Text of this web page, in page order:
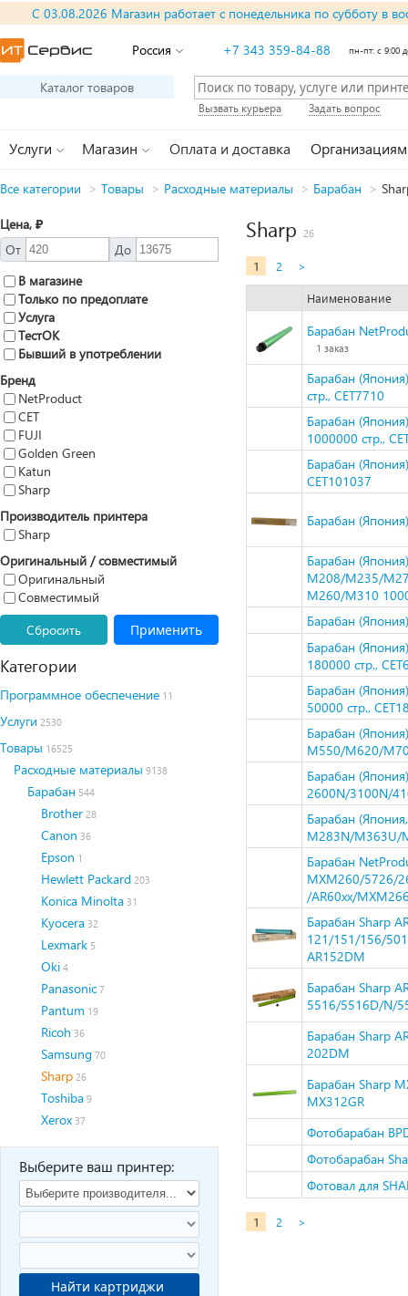
С 03.08.2026 Магазин работает с понедельника по субботу в
Россия +7 343 359-84-88 пн-пт: с 9:00
Каталог товаров
Вызвать курьера Задать вопрос
Услуги Магазин Оплата и доставка Организациям
Все категории > Товары > Расходные материалы > Барабан >
Цена, ₽
От
До
В магазине
Только по предоплате
Услуга
ТестОК
Бывший в употреблении
Бренд
NetProduct
CET
FUJI
Golden Green
Katun
Sharp
Производитель принтера
Sharp
Оригинальный / совместимый
Оригинальный
Совместимый
Сбросить
Применить
Категории
Программное обеспечение 11
Услуги 2530
Товары 16525
Расходные материалы 9138
Барабан 544
Brother 28
Canon 36
Epson 1
Hewlett Packard 203
Konica Minolta 31
Kyocera 32
Lexmark 5
Oki 4
Panasonic 7
Pantum 19
Ricoh 36
Samsung 70
Sharp 26
Toshiba 9
Xerox 37
Выберите ваш принтер:
Найти картриджи
Sharp 26
1 2 >
Наименование
Барабан
1 заказ
Барабан
стр., CET7710
Барабан
1000000 стр.,
Барабан
CET101037
Барабан
Барабан
M208/M235/
M260/M310
Барабан
Барабан
180000 стр.,
Барабан
50000 стр.,
Барабан
M550/M620/
Барабан
2600N/3100N/
Барабан
M283N/M363U/
Барабан
MXM260/5726/
/AR60xx/
Барабан Sharp
121/151/156/
AR152DM
Барабан Sharp
5516/5516D/N/
Барабан Sharp
202DM
Барабан Sharp
MX312GR
Фотобарабан
Фотобарабан
Фотовал для
1 2 >